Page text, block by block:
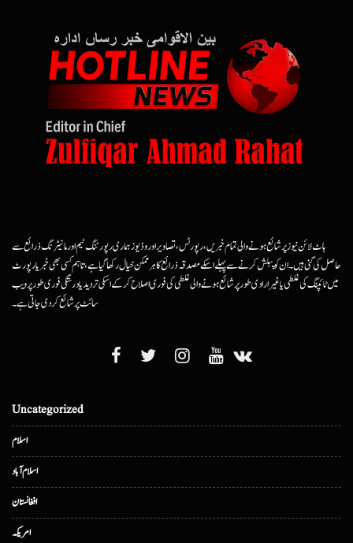
ہاٹ لائن نیوز پر شائع ہونے والی تمام خبریں، رپورٹس، تصاویر اور وڈیوز ہماری رپورٹنگ ٹیم اور مانیٹرنگ ذرائع سے
حاصل کی گئی ہیں۔ ان کو پبلش کرنے سے پہلے اسکے مصدقہ ذرائع کا ہرممکن خیال رکھا گیا ہے، تاہم کسی بھی خبر یا رپورٹ
میں ٹائپنگ کی غلطی یا غیرارادی طور پر شائع ہونے والی غلطی کی فوری اصلاح کرکے اسکی تردید یا درستگی فوری طور پر ویب
سائٹ پر شائع کردی جاتی ہے۔
Uncategorized
اسلام
اسلام آباد
افغانستان
امریکہ